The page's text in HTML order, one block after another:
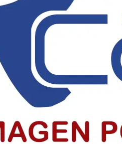
selló la
de Boyacá, la gesta que